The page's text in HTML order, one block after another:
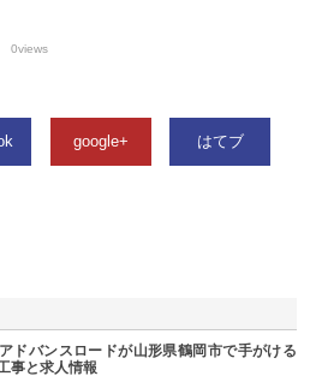
0views
google+ はてブ
ドバンスロードが山形県鶴岡市で手がける
事と求人情報